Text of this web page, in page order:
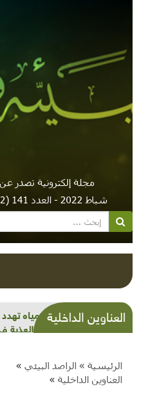
مجلة إلكترونية تصدر
شباط 2022 - العدد 141 (2022-02-01)
العناوين الداخليةأزمة مياه
المياه
الرئيسية » الراصد البيئي »
العناوين الداخلية »